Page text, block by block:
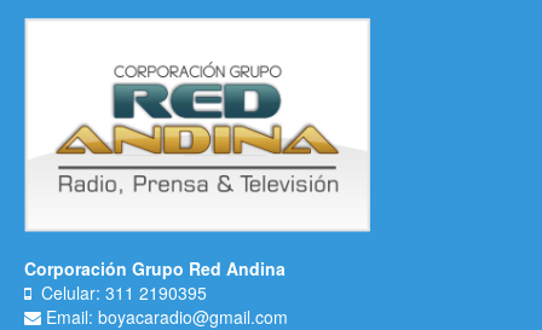
Corporación Grupo Red Andina
Celular: 311 2190395
Email: boyacaradio@gmail.com